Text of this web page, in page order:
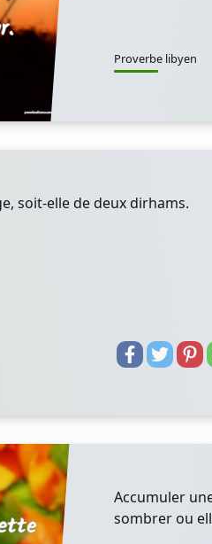
Proverbe libyen
soit-elle de deux dirhams.
Accumuler
sombrer ou